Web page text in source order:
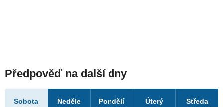
Předpověď na další dny
Sobota Neděle Pondělí Úterý Středa